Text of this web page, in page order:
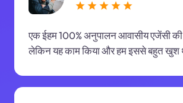
एक ईहम 100% अनुपालन आवासीय एजेंसी
लेकिन यह काम किया और हम इससे बहुत खुश